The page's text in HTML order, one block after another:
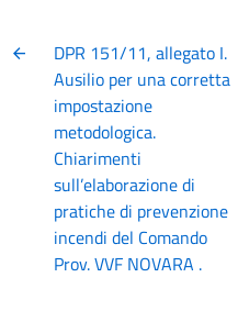
DPR 151/11, allegato I.
Ausilio per una corretta
impostazione
metodologica.
Chiarimenti
sull’elaborazione di
pratiche di prevenzione
incendi del Comando
Prov. VVF NOVARA .